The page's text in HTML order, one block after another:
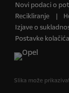
Novi podaci o
Recikliranje
Izjave o
Postavke kolačića
Slika može